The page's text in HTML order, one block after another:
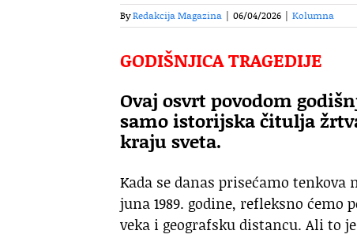
ByRedakcija Magazina | 06/04/2026 | Kolumna
GODIŠNJICA TRAGEDIJE
Ovaj osvrt povodom
samo istorijska čitulja
kraju sveta.
Kada se danas prisećamo tenkova
juna 1989. godine, refleksno
veka i geografsku distancu. Ali to